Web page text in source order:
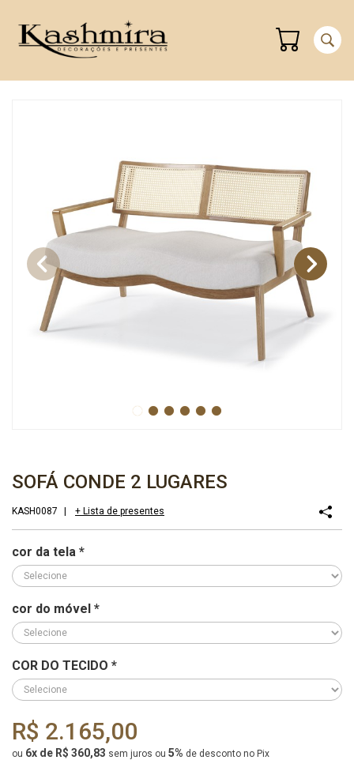
SOFÁ CONDE 2 LUGARES
KASH0087 + Lista de presentes
cor da tela *
cor do móvel *
COR DO TECIDO *
R$ 2.165,00
ou 6x de R$ 360,83 sem juros ou 5% de desconto no Pix